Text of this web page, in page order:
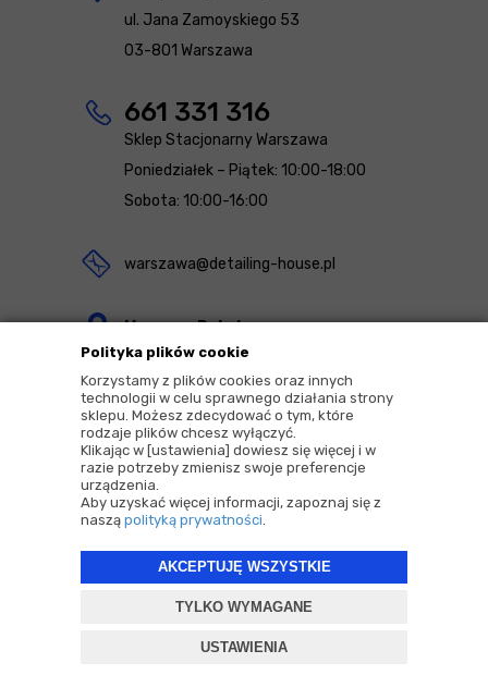
Polityka plików cookie
Korzystamy z plików cookies oraz innych
technologii w celu sprawnego działania strony
sklepu. Możesz zdecydować o tym, które
rodzaje plików chcesz wyłączyć.
Klikając w [ustawienia] dowiesz się więcej i w
razie potrzeby zmienisz swoje preferencje
urządzenia.
Aby uzyskać więcej informacji, zapoznaj się z
naszą polityką prywatności.
AKCEPTUJĘ WSZYSTKIE
TYLKO WYMAGANE
USTAWIENIA
ul. Jana Zamoyskiego 53
03-801 Warszawa
661 331 316
Sklep Stacjonarny Warszawa
Poniedziałek – Piątek: 10:00-18:00
Sobota: 10:00-16:00
warszawa@detailing-house.pl
Magazyn Rekcin
Nomos Sp. z o.o. sp.k.
ul. Agrestowa 1
83-010 Rekcin
2026 © Copyrights by |Detailing House